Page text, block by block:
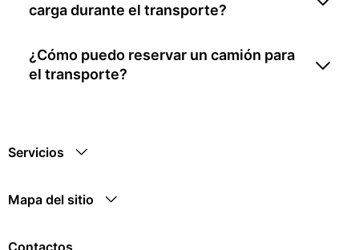
carga durante el transporte?
¿Cómo puedo reservar un camión para
el transporte?
Servicios
Mapa del sitio
Contactos